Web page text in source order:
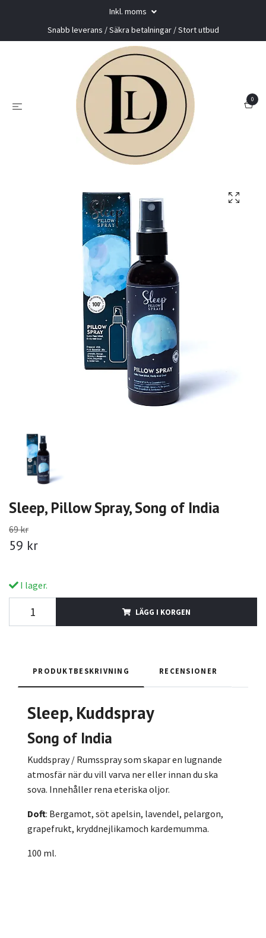
Inkl. moms
Snabb leverans / Säkra betalningar / Stort utbud
0
Sleep, Pillow Spray, Song of India
69 kr
59 kr
I lager.
LÄGG I KORGEN
PRODUKTBESKRIVNING RECENSIONER
Sleep, Kuddspray
Song of India
Kuddspray / Rumsspray som skapar en lugnande
atmosfär när du vill varva ner eller innan du ska
sova. Innehåller rena eteriska oljor.
Doft: Bergamot, söt apelsin, lavendel, pelargon,
grapefrukt, kryddnejlikamoch kardemumma.
100 ml.